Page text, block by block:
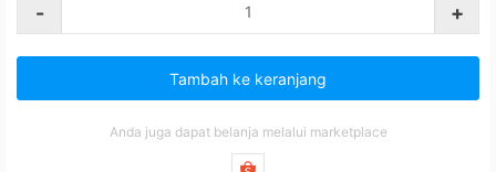
- +
Tambah ke keranjang
Anda juga dapat belanja melalui marketplace